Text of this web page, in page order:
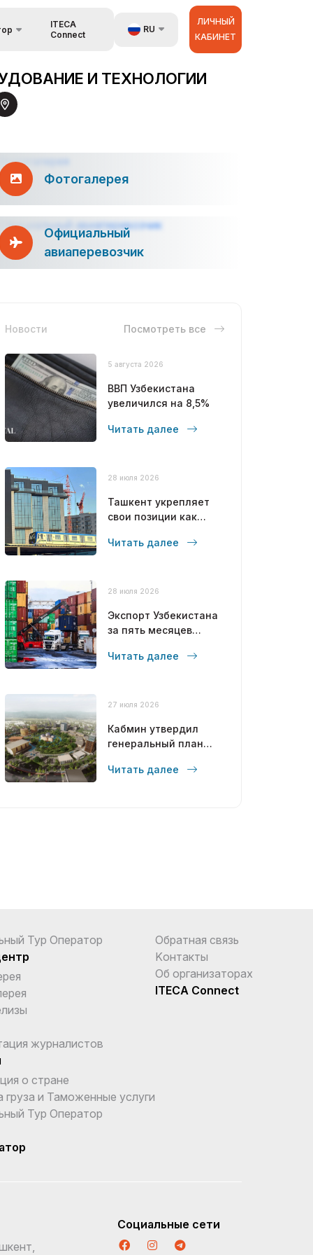
ITECA
Connect
RU
EN
ЛИЧНЫЙ
КАБИНЕТ
И ТЕХНОЛОГИИ
Фотогалерея
Официальный
авиаперевозчик
Новости Посмотреть все
5 августа 2026
ВВП Узбекистана
увеличился на 8,5%
Читать далее
28 июля 2026
Ташкент укрепляет
свои позиции как
мегаполис
Читать далее
28 июля 2026
Экспорт Узбекистана
за пять месяцев
долларов
Читать далее
27 июля 2026
Кабмин утвердил
генеральный план
2043 года
Читать далее
Тур Оператор
журналистов
о стране
груза и Таможенные услуги
Тур Оператор
Обратная связь
Kонтакты
Об организаторах
ITECA Connect
Социальные сети